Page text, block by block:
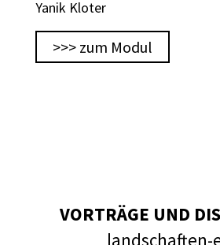
Yanik Kloter
>>> zum Modul
VORTRÄGE UND